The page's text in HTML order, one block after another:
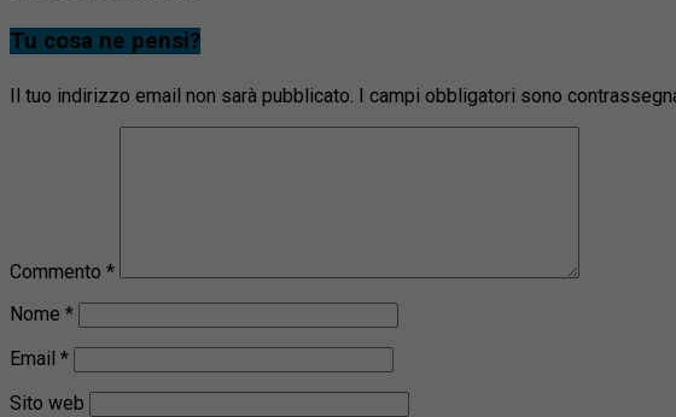
Tu cosa ne pensi?
Il tuo indirizzo email non sarà pubblicato. I campi obbligatori sono
Commento *
Nome *
Email *
Sito web